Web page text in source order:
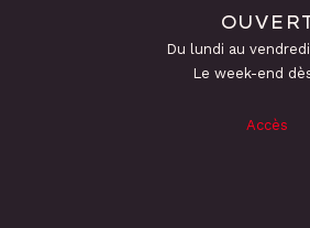
Du lundi au
Le week-end
Accès